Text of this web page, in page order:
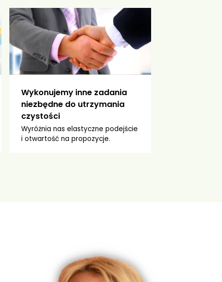
Wykonujemy inne zadania
niezbędne do utrzymania
czystości
Wyróżnia nas elastyczne podejście
i otwartość na propozycje.